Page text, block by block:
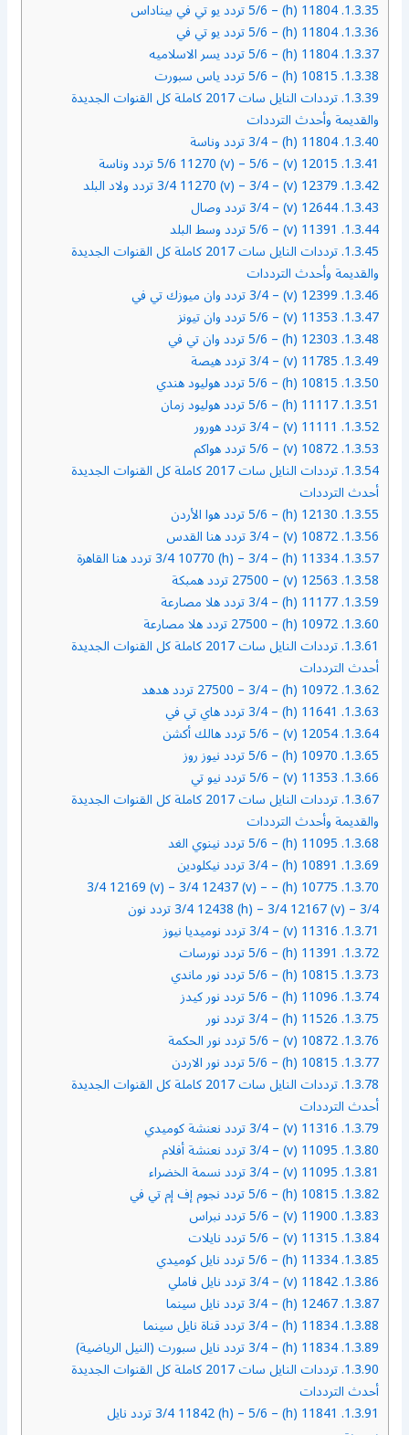
1.3.35. 11804 (h) – 5/6 تردد يو تي في بيناداس
1.3.36. 11804 (h) – 5/6 تردد يو تي في
1.3.37. 11804 (h) – 5/6 تردد يسر الاسلاميه
1.3.38.
1.3.39.
ترددات النايل سات 2017 كاملة كل القنوات الجديدة
والقديمة وأحدث الترددات
1.3.40. 11804 (h) – 3/4 تردد وناسة
1.3.41.
1.3.42.
1.3.43. 12644 (v) – 3/4 تردد وصال
1.3.44.
1.3.45.
ترددات النايل سات 2017 كاملة كل القنوات الجديدة
والقديمة وأحدث الترددات
1.3.46.
1.3.47.
1.3.48.
1.3.49.
1.3.50.
1.3.51. 11117 (h) – 5/6 تردد هوليود زمان
1.3.52.
1.3.53. 10872 (v) – 5/6 تردد هواكم
1.3.54.
ترددات النايل سات 2017 كاملة كل القنوات الجديدة
أحدث الترددات
1.3.55.
1.3.56. 10872 (v) – 3/4 تردد هنا القدس
1.3.57. 11334 (h) – 3/4 10770 (h) – 3/4 تردد هنا القاهرة
1.3.58.
1.3.59. 11177 (h) – 3/4 تردد هلا مصارعة
1.3.60. 10972 (h) – 27500 تردد هلا مصارعة
1.3.61.
ترددات النايل سات 2017 كاملة كل القنوات الجديدة
أحدث الترددات
1.3.62. 10972 (h) – 27500 – 3/4 تردد هدهد
1.3.63.
1.3.64. 12054 (v) – 5/6 تردد هالك أكشن
1.3.65.
1.3.66.
1.3.67.
ترددات النايل سات 2017 كاملة كل القنوات الجديدة
والقديمة وأحدث الترددات
1.3.68.
1.3.69.
1.3.70.
10775 (h) – 3/4 12169 (v) – 3/4 12437 (v) –
3/4 12438 (h) – 3/4 12167 (v) – 3/4 تردد نون
1.3.71.
1.3.72.
1.3.73.
1.3.74.
1.3.75.
1.3.76. 10872 (v) – 5/6 تردد نور الحكمة
1.3.77.
1.3.78.
ترددات النايل سات 2017 كاملة كل القنوات الجديدة
أحدث الترددات
1.3.79.
1.3.80.
1.3.81.
1.3.82.
1.3.83.
1.3.84.
1.3.85. 11334 (h) – 5/6 تردد نايل كوميدي
1.3.86. 11842 (v) – 3/4 تردد نايل فاملي
1.3.87. 12467 (h) – 3/4 تردد نايل سينما
1.3.88. 11834 (h) – 3/4 تردد قناة نايل سينما
1.3.89. 11834 (h) – 3/4 تردد نايل سبورت (النيل الرياضية)
1.3.90.
ترددات النايل سات 2017 كاملة كل القنوات الجديدة
أحدث الترددات
1.3.91.
11841 (h) – 3/4 11842 (h) – 5/6 تردد نايل